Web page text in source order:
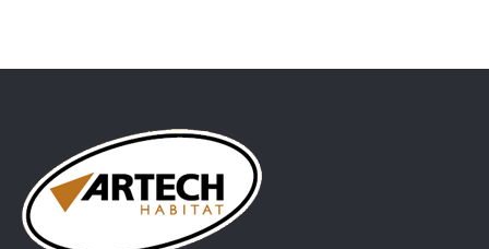
lequel l’ancien carrelage a été remplacé […]